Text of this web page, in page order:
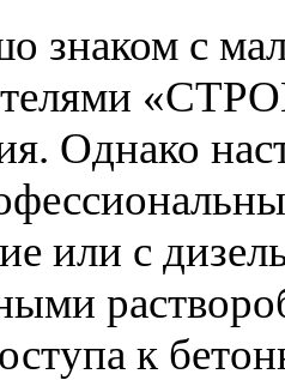
знаком с
Однако
или с
к